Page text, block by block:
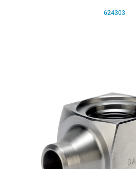
624303